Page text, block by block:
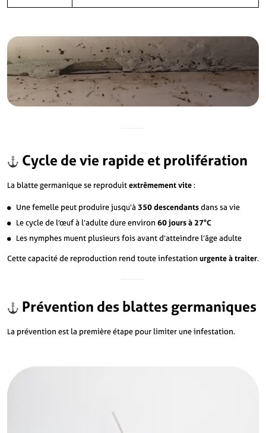
Cycle de vie rapide et prolifération
La blatte germanique se reproduitextrêmement vite:
Une femelle peut produire jusqu’à 350 descendantsdans sa vie
Le cycle de l’œuf à l’adulte dure environ 60 jours à 27°C
Les nymphes muent plusieurs fois avant d’atteindre l’âge adulte
Cette capacité de reproduction rend toute infestation urgente à traiter.
Prévention des blattes germaniques
La prévention est la première étape pour limiter une infestation.